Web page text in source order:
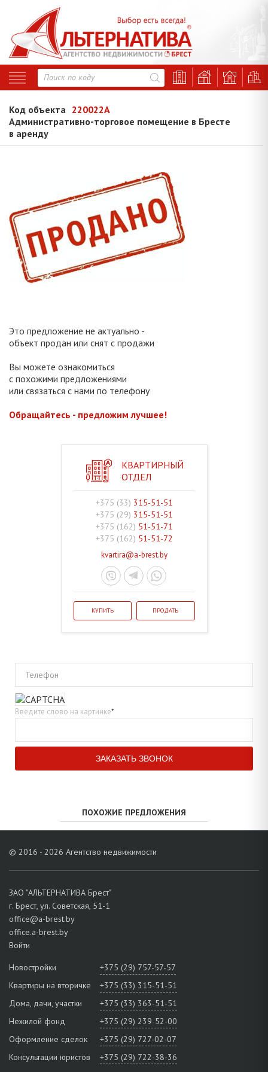
Код объекта 220022A
Административно-торговое помещение в Бресте
в аренду
Это предложение не актуально -
объект продан или снят с продажи
Вы можете ознакомиться
с похожими предложениями
или связаться с нами по телефону
Обращайтесь - предложим лучшее!
КВАРТИРНЫЙ
ОТДЕЛ
+375 (33) 315-51-51
+375 (29) 315-51-51
+375 (162) 51-51-71
+375 (162) 51-51-72
kvartira@a-brest.by
КУПИТЬ ПРОДАТЬ
Телефон
Введите слово на картинке*
ПОХОЖИЕ ПРЕДЛОЖЕНИЯ
© 2016 - 2026 Агентство недвижимости
ЗАО "АЛЬТЕРНАТИВА Брест"
г. Брест, ул. Советская, 51-1
office@a-brest.by
office.a-brest.by
Войти
Новостройки
+375 (29) 757-57-57
Квартиры на вторичке
+375 (33) 315-51-51
Дома, дачи, участки
+375 (33) 363-51-51
Нежилой фонд
+375 (29) 239-52-00
Оформление сделок
+375 (29) 727-02-07
Консультации юристов
+375 (29) 722-38-36